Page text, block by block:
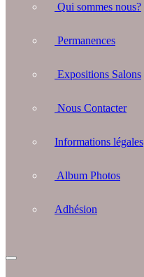
Qui sommes nous?
Permanences
Expositions Salons
Nous Contacter
Informations légales
Album Photos
Adhésion